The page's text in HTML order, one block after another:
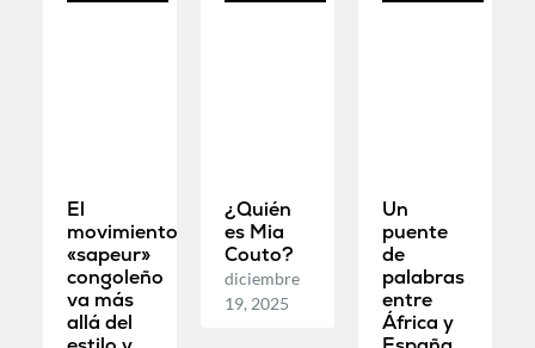
El
movimiento
«sapeur»
congoleño
va más
allá del
¿Quién
es Mia
Couto?
diciembre
19, 2025
Un
puente
de
palabras
entre
África y